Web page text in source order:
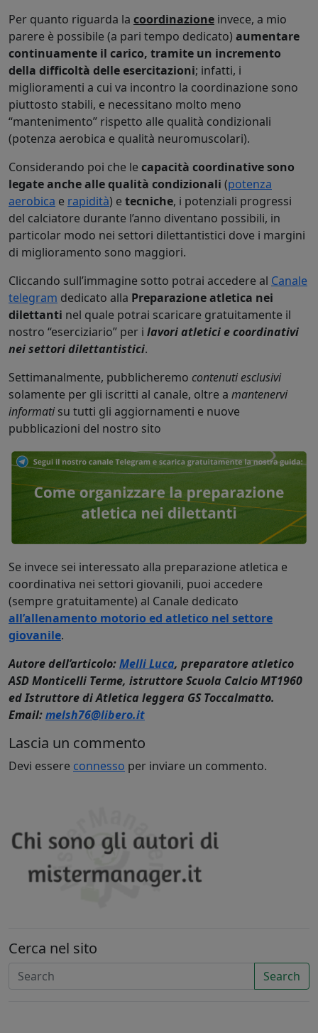
Per quanto riguarda la coordinazione invece, a mio
parere è possibile (a pari tempo dedicato) aumentare
continuamente il carico, tramite un incremento
della difficoltà delle esercitazioni; infatti, i
miglioramenti a cui va incontro la coordinazione sono
piuttosto stabili, e necessitano molto meno
“mantenimento” rispetto alle qualità condizionali
(potenza aerobica e qualità neuromuscolari).
Considerando poi che le capacità coordinative sono
legate anche alle qualità condizionali (potenza
aerobica e rapidità) e tecniche, i potenziali progressi
del calciatore durante l’anno diventano possibili, in
particolar modo nei settori dilettantistici dove i margini
di miglioramento sono maggiori.
Cliccando sull’immagine sotto potrai accedere al Canale
telegram dedicato alla Preparazione atletica nei
dilettanti nel quale potrai scaricare gratuitamente il
nostro “eserciziario” per i lavori atletici e coordinativi
nei settori dilettantistici.
Settimanalmente, pubblicheremo contenuti esclusivi
solamente per gli iscritti al canale, oltre a mantenervi
informati su tutti gli aggiornamenti e nuove
pubblicazioni del nostro sito
Se invece sei interessato alla preparazione atletica e
coordinativa nei settori giovanili, puoi accedere
(sempre gratuitamente) al Canale dedicato
all’allenamento motorio ed atletico nel settore
giovanile.
Autore dell’articolo:Melli Luca, preparatore atletico
ASD Monticelli Terme, istruttore Scuola Calcio MT1960
ed Istruttore di Atletica leggera GS Toccalmatto.
Email:melsh76@libero.it
Lascia un commento
Devi essere connesso per inviare un commento.
Cerca nel sito
Search